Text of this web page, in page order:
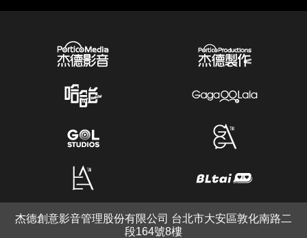
杰德創意影音管理股份有限公司 台北市大安區敦化南路二
段164號8樓